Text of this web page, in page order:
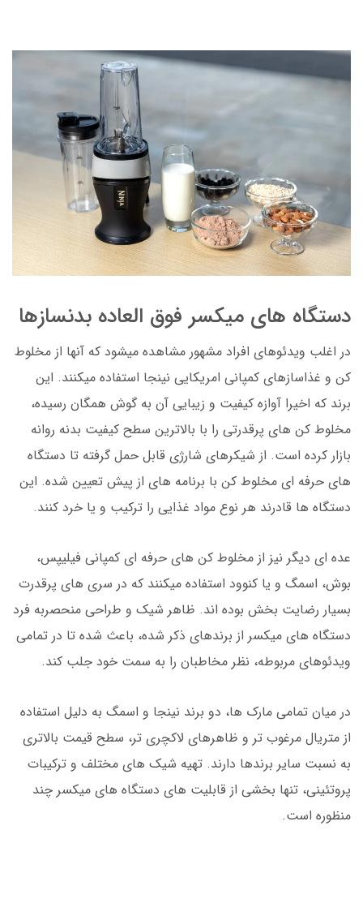
دستگاه های میکسر فوق العاده بدنسازها
در اغلب ویدئوهای افراد مشهور مشاهده میشود که آنها از مخلوط
کن و غذاسازهای کمپانی امریکایی نینجا استفاده میکنند. این
برند که اخیرا آوازه کیفیت و زیبایی آن به گوش همگان رسیده،
مخلوط کن های پرقدرتی را با بالاترین سطح کیفیت بدنه روانه
بازار کرده است. از شیکرهای شارژی قابل حمل گرفته تا دستگاه
های حرفه ای مخلوط کن با برنامه های از پیش تعیین شده. این
دستگاه ها قادرند هر نوع مواد غذایی را ترکیب و یا خرد کنند.
عده ای دیگر نیز از مخلوط کن های حرفه ای کمپانی فیلیپس،
بوش، اسمگ و یا کنوود استفاده میکنند که در سری های پرقدرت
بسیار رضایت بخش بوده اند. ظاهر شیک و طراحی منحصربه فرد
دستگاه های میکسر از برندهای ذکر شده، باعث شده تا در تمامی
ویدئوهای مربوطه، نظر مخاطبان را به سمت خود جلب کند.
در میان تمامی مارک ها، دو برند نینجا و اسمگ به دلیل استفاده
از متریال مرغوب تر و ظاهرهای لاکچری تر، سطح قیمت بالاتری
به نسبت سایر برندها دارند. تهیه شیک های مختلف و ترکیبات
پروتئینی، تنها بخشی از قابلیت های دستگاه های میکسر چند
منظوره است.